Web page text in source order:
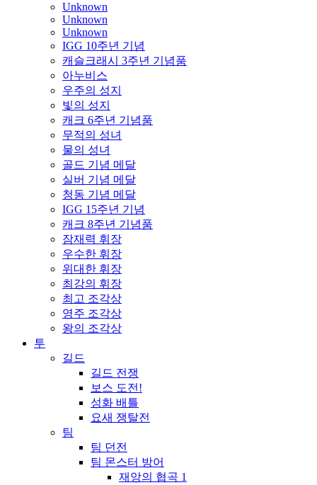
Unknown
Unknown
Unknown
IGG 10주년 기념
캐슬크래시 3주년 기념품
아누비스
우주의 성지
빛의 성지
캐크 6주년 기념품
무적의 성녀
물의 성녀
골드 기념 메달
실버 기념 메달
청동 기념 메달
IGG 15주년 기념
캐크 8주년 기념품
잠재력 휘장
우수한 휘장
위대한 휘장
최강의 휘장
최고 조각상
영주 조각상
왕의 조각상
투
길드
길드 전쟁
보스 도전!
성화 배틀
요새 쟁탈전
팀
팀 던전
팀 몬스터 방어
재앙의 협곡 1